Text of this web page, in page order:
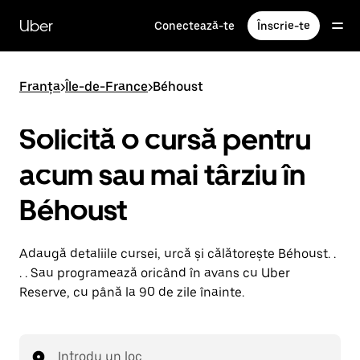
direct
conținutul
principal
Uber Conectează-te Înscrie-te
Franța>Île-de-France>Béhoust
Solicită o cursă pentru
acum sau mai târziu în
Béhoust
Adaugă detaliile cursei, urcă și călătorește Béhoust. .
. . Sau programează oricând în avans cu Uber
Reserve, cu până la 90 de zile înainte.
Introdu un loc